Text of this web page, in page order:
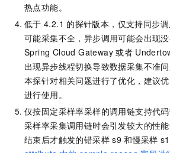
热点功能。
低于 4.2.1 的探针版本，仅支持同步
可能采集不全，异步调用可能会出现
Spring Cloud Gateway 或者
出现异步线程切换导致数据采集不准
本探针对相关问题进行了优化，建议
进行使用。
仅按固定采样率采样的调用链支持代
采样率采集调用链时会引发较大的性
结束后才触发的错采样 s9 和慢采样